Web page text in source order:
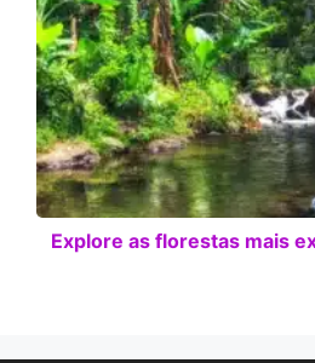
Explore as florestas mais